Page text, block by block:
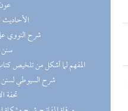
(8)
(8)
(7) شرح النووي
(7)
(7) المفهم لما أشكل من تلخيص
(7) شرح السيوطي
(7)